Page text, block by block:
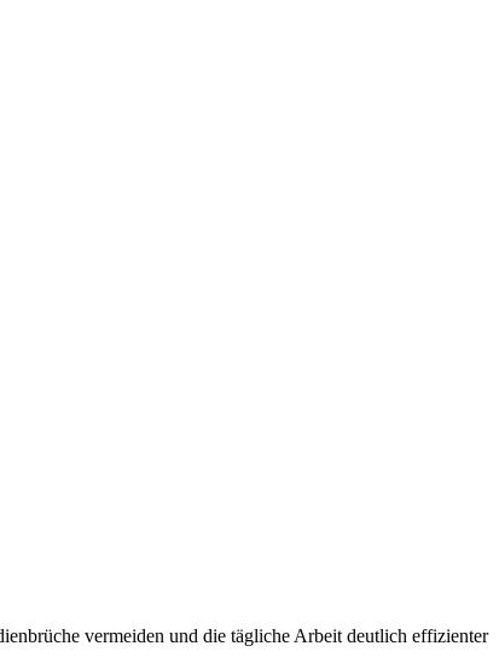
vermeiden und die tägliche Arbeit deutlich effizienter